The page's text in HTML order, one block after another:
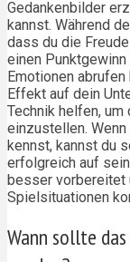
Gedankenbilder
kannst. Während
dass du die
einen
Emotionen
Effekt auf dein
Technik helfen,
einzustellen.
kennst, kannst du
erfolgreich auf
besser vorbereitet
Spielsituationen
Wann sollte